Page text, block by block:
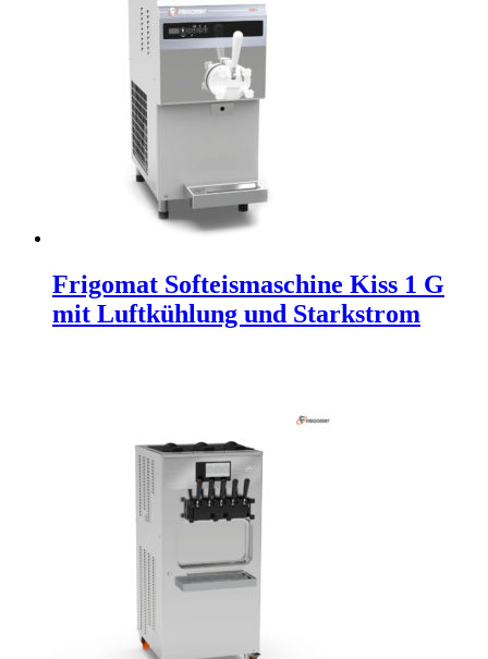
Frigomat Softeismaschine Kiss 1 G
mit Luftkühlung und Starkstrom